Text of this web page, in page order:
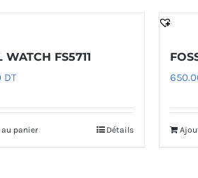
WATCH FS5711
DT
panier Détails